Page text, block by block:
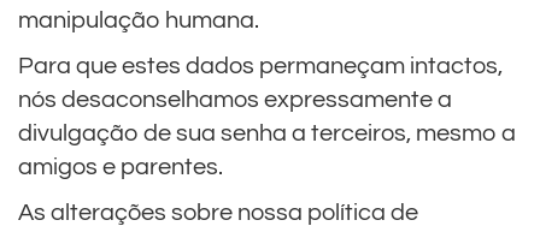
manipulação humana.
Para que estes dados permaneçam intactos,
nós desaconselhamos expressamente a
divulgação de sua senha a terceiros, mesmo a
amigos e parentes.
As alterações sobre nossa política de